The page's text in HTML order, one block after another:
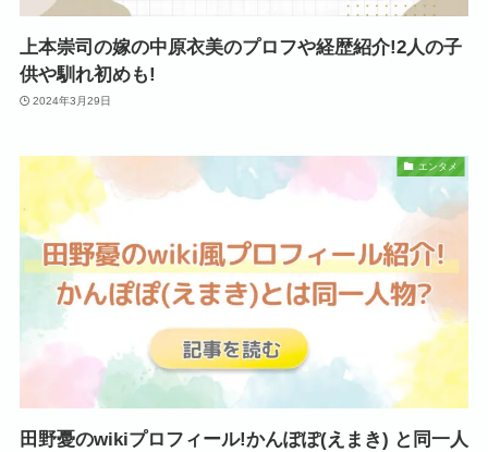
上本崇司の嫁の中原衣美のプロフや経歴紹介!2人の子
供や馴れ初めも!
2024年3月29日
エンタメ
田野憂のwikiプロフィール!かんぽぽ(えまき) と同一人